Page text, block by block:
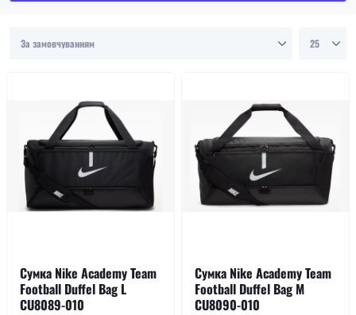
Сумка Nike Academy Team
Football Duffel Bag L
CU8089-010
Сумка Nike Academy Team
Football Duffel Bag M
CU8090-010